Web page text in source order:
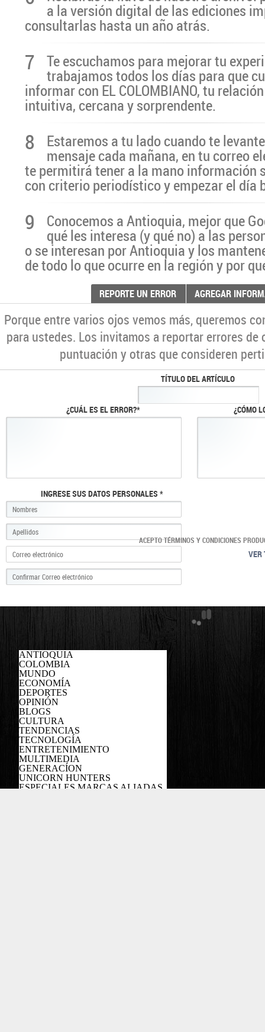
a la versión digital de las ediciones
consultarlas hasta un año atrás.
7 Te escuchamos para mejorar tu
trabajamos todos los días para que
informar con EL COLOMBIANO, tu
intuitiva, cercana y sorprendente.
8 Estaremos a tu lado cuando te
mensaje cada mañana, en tu correo
te permitirá tener a la mano información
con criterio periodístico y empezar el día
9 Conocemos a Antioquia, mejor que
qué les interesa (y qué no) a las
o se interesan por Antioquia y los
de todo lo que ocurre en la región y por
REPORTE UN ERROR AGREGAR
Porque entre varios ojos vemos más, queremos
para ustedes. Los invitamos a reportar errores
puntuación y otras que consideren
TÍTULO DEL ARTÍCULO
¿CUÁL ES EL ERROR?* ¿CÓMO
INGRESE SUS DATOS PERSONALES *
ACEPTO TÉRMINOS Y CONDICIONES
VER
ANTIOQUIA
COLOMBIA
MUNDO
ECONOMÍA
DEPORTES
OPINIÓN
BLOGS
CULTURA
TENDENCIAS
TECNOLOGÍA
ENTRETENIMIENTO
MULTIMEDIA
GENERACÍON
UNICORN HUNTERS
ESPECIALES MARCAS ALIADAS